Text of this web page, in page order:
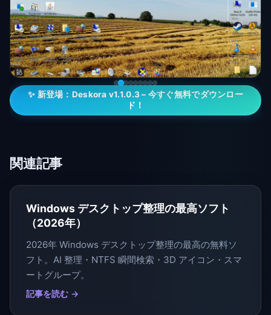
✨ 新登場：Deskora v1.1.0.3 – 今すぐ無料でダウンロー
ド！
関連記事
Windows デスクトップ整理の最高ソフト
（2026年）
2026年 Windows デスクトップ整理の最高の無料ソ
フト。AI 整理・NTFS 瞬間検索・3D アイコン・スマ
ートグループ。
記事を読む →